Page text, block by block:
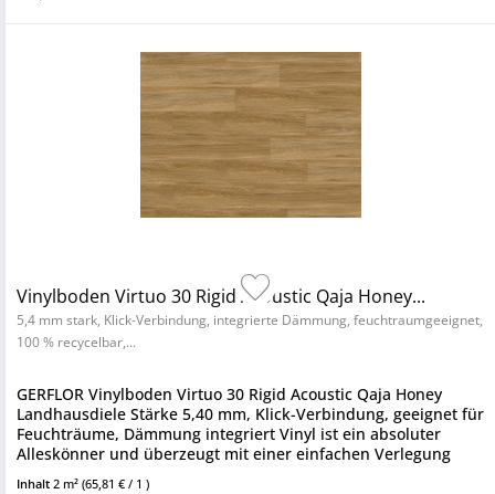
Vinylboden Virtuo 30 Rigid Acoustic Qaja Honey...
5,4 mm stark, Klick-Verbindung, integrierte Dämmung, feuchtraumgeeignet,
100 % recycelbar,...
GERFLOR Vinylboden Virtuo 30 Rigid Acoustic Qaja Honey
Landhausdiele Stärke 5,40 mm, Klick-Verbindung, geeignet für
Feuchträume, Dämmung integriert Vinyl ist ein absoluter
Alleskönner und überzeugt mit einer einfachen Verlegung
Inhalt 2 m² (65,81 € / 1 )